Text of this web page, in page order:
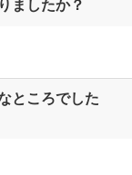
ましたか？
ところでした